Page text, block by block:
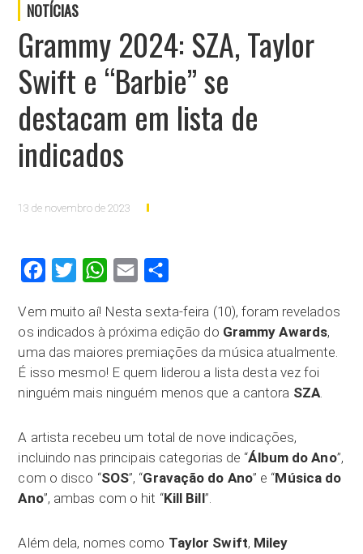
NOTÍCIAS
Grammy 2024: SZA, Taylor
Swift e “Barbie” se
destacam em lista de
indicados
13 de novembro de 2023
FacebookTwitter WhatsApp
Email
Vem muito aí! Nesta sexta-feira (10), foram revelados
os indicados à próxima edição do Grammy Awards,
uma das maiores premiações da música atualmente.
É isso mesmo! E quem liderou a lista desta vez foi
ninguém mais ninguém menos que a cantora SZA.
A artista recebeu um total de nove indicações,
incluindo nas principais categorias de “Álbum do Ano”,
com o disco “SOS”, “Gravação do Ano” e “Música do
Ano”, ambas com o hit “Kill Bill”.
Além dela, nomes como Taylor Swift, Miley